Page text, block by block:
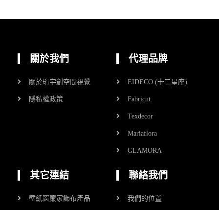
關於我們
關於珩宇創空間視覺
隱私權政策
代理品牌
EIDECO (十二星座)
Fabricut
Texdecor
Mariaflora
GLAMORA
其它連結
壁紙窗簾家飾布產品
聯絡我們
我們的位置